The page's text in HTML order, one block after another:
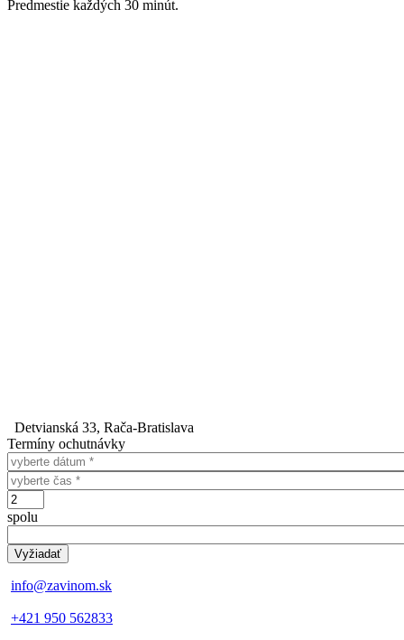
Predmestie každých 30 minút.
Detvianská 33, Rača-Bratislava
Termíny ochutnávky
Dátum
Čas
Počet
spolu
info@zavinom.sk
+421 950 562833